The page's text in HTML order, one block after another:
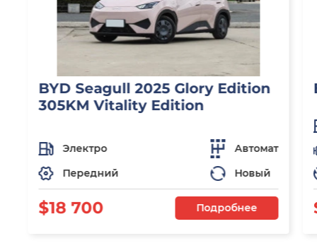
BYD Seagull 2025 Glory Edition
305KM Vitality Edition
Электро
Автомат
Передний
Новый
$18 700 Подробнее